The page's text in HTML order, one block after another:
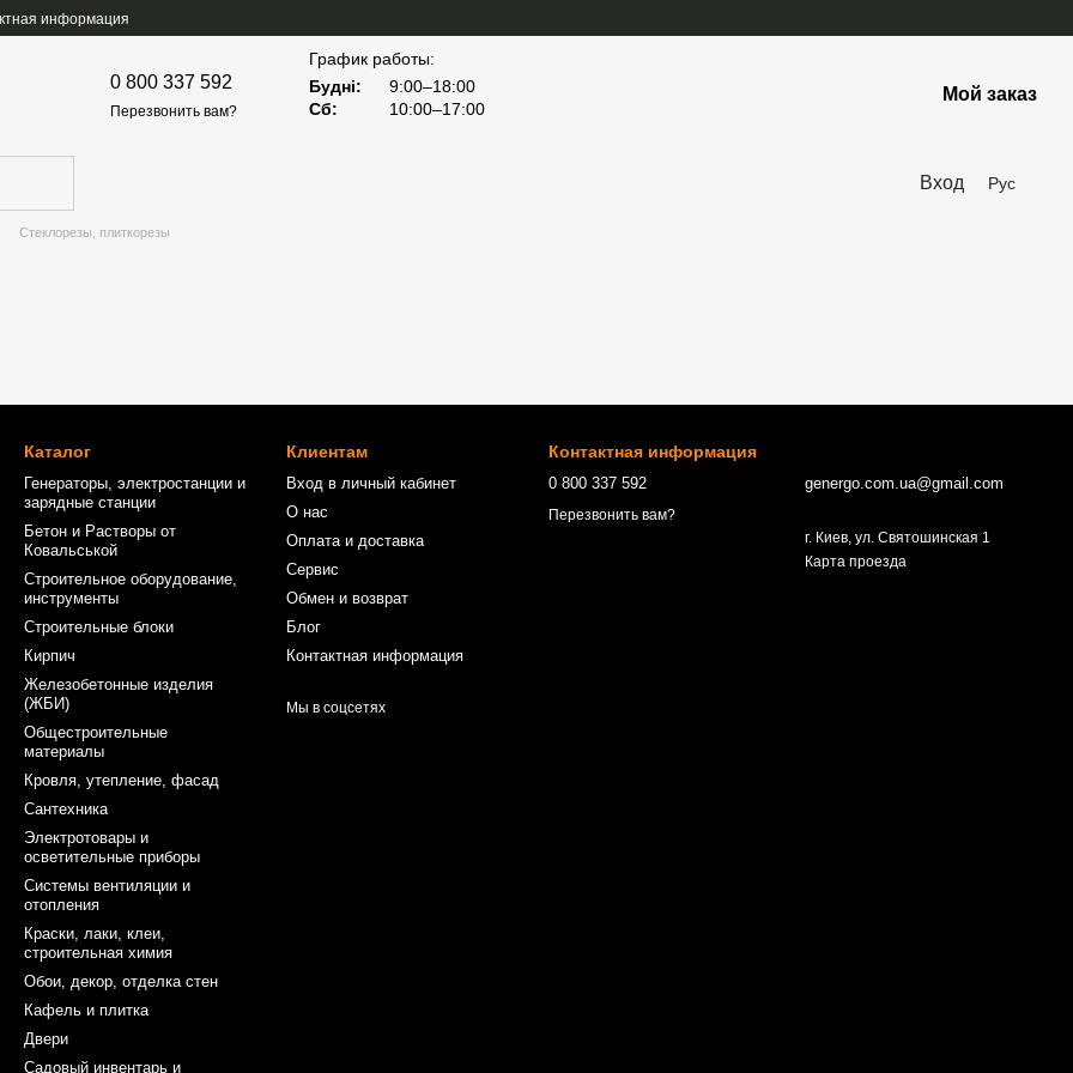
информация
0 800 337 592
Перезвонить вам?
График работы:
Будні:
9:00–18:00
Сб:
10:00–17:00
Мой заказ
Вход Рус
Стеклорезы, плиткорезы
Каталог
Генераторы, электростанции и
зарядные станции
Бетон и Растворы от
Ковальськой
Строительное оборудование,
инструменты
Строительные блоки
Кирпич
Железобетонные изделия
(ЖБИ)
Общестроительные
материалы
Кровля, утепление, фасад
Сантехника
Электротовары и
осветительные приборы
Системы вентиляции и
отопления
Краски, лаки, клеи,
строительная химия
Обои, декор, отделка стен
Кафель и плитка
Двери
Садовый инвентарь и
Клиентам
Вход в личный кабинет
О нас
Оплата и доставка
Сервис
Обмен и возврат
Блог
Контактная информация
Мы в соцсетях
Контактная информация
0 800 337 592
Перезвонить вам?
genergo.com.ua@gmail.com
г. Киев, ул. Святошинская 1
Карта проезда